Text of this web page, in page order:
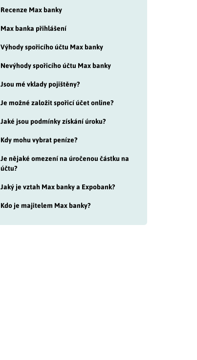
Recenze Max banky
Max banka přihlášení
Výhody spořicího účtu Max banky
Nevýhody spořicího účtu Max banky
Jsou mé vklady pojištěny?
Je možné založit spořicí účet online?
Jaké jsou podmínky získání úroku?
Kdy mohu vybrat peníze?
Je nějaké omezení na úročenou částku na
účtu?
Jaký je vztah Max banky a Expobank?
Kdo je majitelem Max banky?